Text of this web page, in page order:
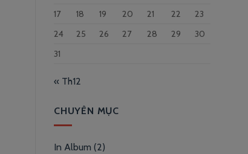
17
18 19 20 21 22
23
24
25 26 27 28 29
30
31
« Th12
CHUYÊN MỤC
In Album (2)